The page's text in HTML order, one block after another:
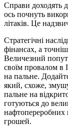
Справи доходять
ось почнуть
літаків. Це
Стратегічні
фінансах, а
Величезний
своїм провалом в
на пальне.
який, схоже,
пальне на
готуються до
нафтопереробних
грошей.